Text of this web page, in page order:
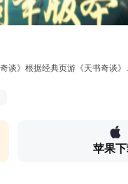
苹果